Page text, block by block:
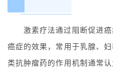
g
s
h
激素疗法通过阻断促进
癌症的效果，常用于乳腺、
类抗肿瘤药的作用机制通常